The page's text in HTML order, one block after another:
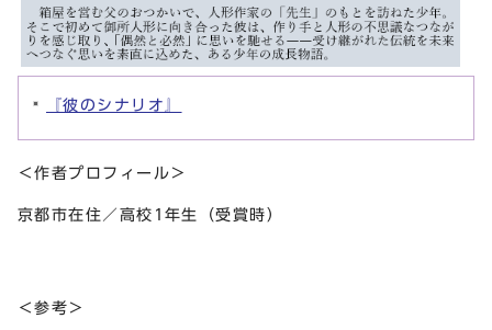
『彼のシナリオ』
＜作者プロフィール＞
京都市在住／高校1年生（受賞時）
＜参考＞